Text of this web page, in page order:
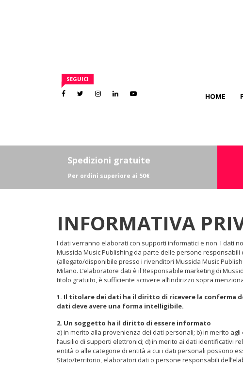
SEGUICI
HOME
Spedizioni gratuite
Per ordini superiore ai 50€
INFORMATIVA
I dati verranno elaborati con supporti informatici e non. I dati
Mussida Music Publishing da parte delle persone responsabili
(allegato/disponibile presso i rivenditori Mussida Music
Milano. L’elaboratore dati è il Responsabile marketing di
titolo gratuito, è sufficiente scrivere all’indirizzo sopra
1. Il titolare dei dati ha il diritto di ricevere la conferma
dati deve avere una forma intelligibile.
2. Un soggetto ha il diritto di essere informato
a) in merito alla provenienza dei dati personali; b) in merito
l’ausilio di supporti elettronici; d) in merito ai dati identificativi
entità o alle categorie di entità a cui i dati personali possono
Stato/territorio, elaboratori dati o persone responsabili